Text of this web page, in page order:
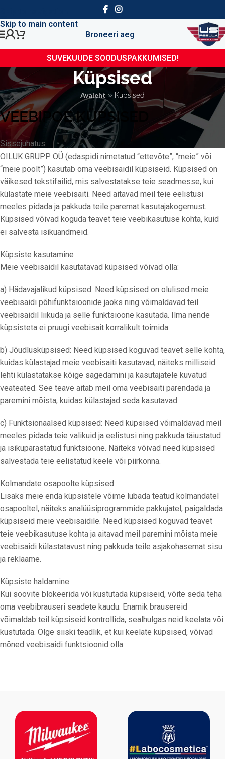
Skip to main content
Broneeri aeg
SUVEKUUDE SOODUSPAKKUMISED!
Küpsised
Avaleht » Küpsised
VEEBIPOE KÜPSISED
Sissejuhatus
OILUK GRUPP OÜ (edaspidi nimetatud “ettevõte”, “meie” või
“meie poolt”) kasutab oma veebisaidil küpsiseid. Küpsised on
väikesed tekstifailid, mis salvestatakse teie seadmesse, kui
külastate meie veebisaiti. Need aitavad meil teie eelistusi
meeles pidada ja pakkuda teile paremat kasutajakogemust.
Küpsised võivad koguda teavet teie veebikasutuse kohta, kuid
ei salvesta isikuandmeid.
Küpsiste kasutamine
Meie veebisaidil kasutatavad küpsised võivad olla:
a) Hädavajalikud küpsised: Need küpsised on olulised meie
veebisaidi põhifunktsioonide jaoks ning võimaldavad teil
veebisaidil liikuda ja selle funktsioone kasutada. Ilma nende
küpsisteta ei pruugi veebisait korralikult toimida.
b) Jõudlusküpsised: Need küpsised koguvad teavet selle kohta,
kuidas külastajad meie veebisaiti kasutavad, näiteks milliseid
lehti külastatakse kõige sagedamini ja kasutajatele kuvatud
veateated. See teave aitab meil oma veebisaiti parendada ja
paremini mõista, kuidas külastajad seda kasutavad.
c) Funktsionaalsed küpsised: Need küpsised võimaldavad meil
meeles pidada teie valikuid ja eelistusi ning pakkuda täiustatud
ja isikupärastatud funktsioone. Näiteks võivad need küpsised
salvestada teie eelistatud keele või piirkonna.
Kolmandate osapoolte küpsised
Lisaks meie enda küpsistele võime lubada teatud kolmandatel
osapooltel, näiteks analüüsiprogrammide pakkujatel, paigaldada
küpsiseid meie veebisaidile. Need küpsised koguvad teavet
teie veebikasutuse kohta ja aitavad meil paremini mõista meie
veebisaidi külastatavust ning pakkuda teile asjakohasemat sisu
ja reklaame.
Küpsiste haldamine
Kui soovite blokeerida või kustutada küpsiseid, võite seda teha
oma veebibrauseri seadete kaudu. Enamik brausereid
võimaldab teil küpsiseid kontrollida, sealhulgas neid keelata või
kustutada. Olge siiski teadlik, et kui keelate küpsised, võivad
mõned veebisaidi funktsioonid olla